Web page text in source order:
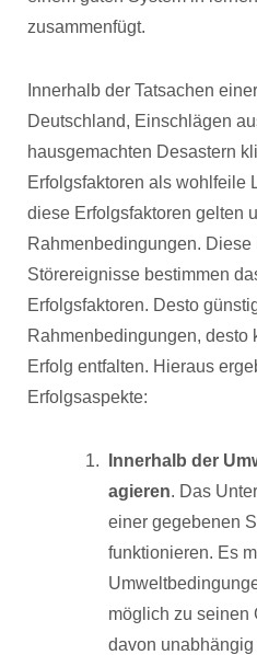
zusammenfügt.
Innerhalb der Tatsachen
Deutschland, Einschlägen
hausgemachten Desastern
Erfolgsfaktoren als wohlfeile
diese Erfolgsfaktoren gelten
Rahmenbedingungen. Diese
Störereignisse bestimmen
Erfolgsfaktoren. Desto
Rahmenbedingungen, desto
Erfolg entfalten. Hieraus
Erfolgsaspekte:
Innerhalb der
agieren. Das
einer gegebenen
funktionieren. Es
möglich zu seinen
davon